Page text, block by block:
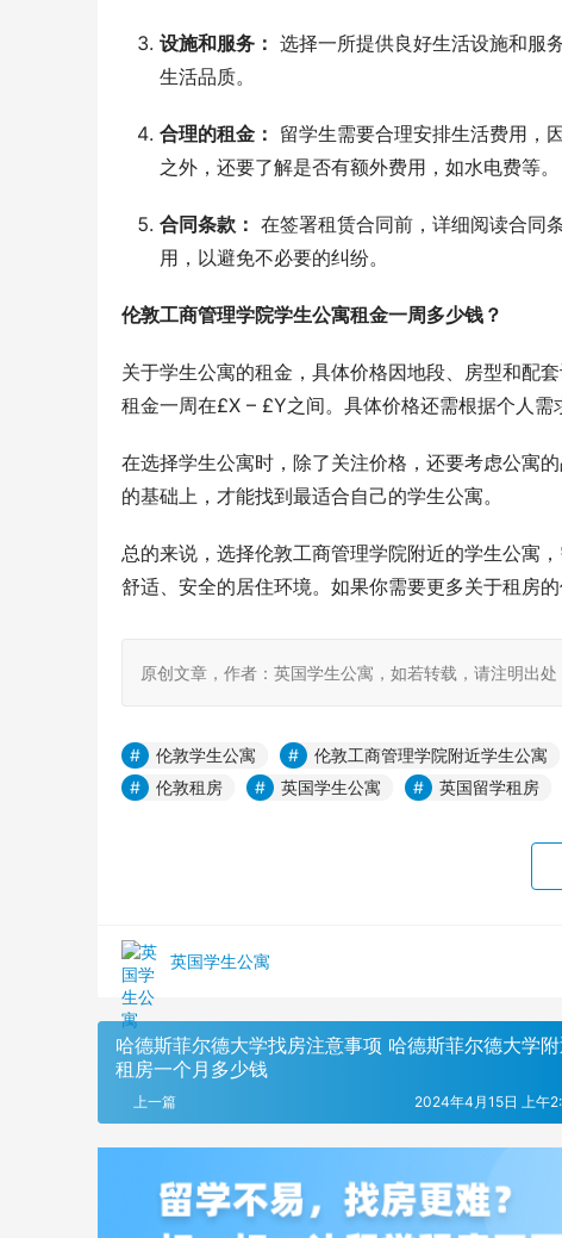
设施和服务： 选择一所提供良好生活设施和服
生活品质。
合理的租金： 留学生需要合理安排生活费用，
之外，还要了解是否有额外费用，如水电费等。
合同条款： 在签署租赁合同前，详细阅读合同
用，以避免不必要的纠纷。
伦敦工商管理学院学生公寓租金一周多少钱？
关于学生公寓的租金，具体价格因地段、房型和配
租金一周在£X – £Y之间。具体价格还需根据个人需
在选择学生公寓时，除了关注价格，还要考虑公寓
的基础上，才能找到最适合自己的学生公寓。
总的来说，选择伦敦工商管理学院附近的学生公寓
舒适、安全的居住环境。如果你需要更多关于租房
原创文章，作者：英国学生公寓，如若转载，请注明
伦敦学生公寓 伦敦工商管理学院附近学生公寓
伦敦租房
英国学生公寓 英国留学租房
英国学生公寓
哈德斯菲尔德大学找房注意事项 哈德斯菲尔德大学
租房一个月多少钱
上一篇 2024年4月15日 上午